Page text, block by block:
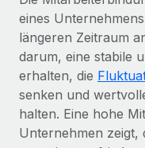
Globales
Freelancer:innen
PEO
Auslagern von
INFRASTRUKTUR
WACHSTUMSPHASE
Startups
Agile HR- und
Unternehmen
Mittelstand
Informationen zu
LERNEN MIT
Nederlands
Français
Deutsch
eines
längeren Zeitraum
darum, eine stabile
erhalten, die
senken und
halten. Eine hohe
Unternehmen zeigt,